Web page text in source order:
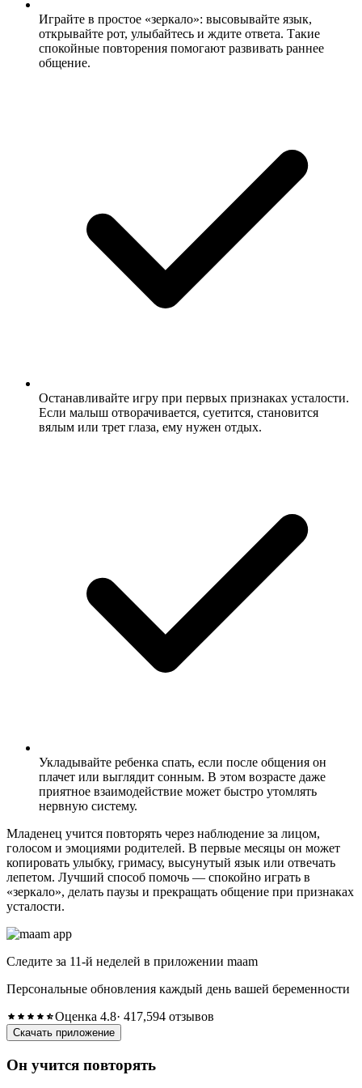
Играйте в простое «зеркало»: высовывайте язык,
открывайте рот, улыбайтесь и ждите ответа. Такие
спокойные повторения помогают развивать раннее
общение.
Останавливайте игру при первых признаках усталости.
Если малыш отворачивается, суетится, становится
вялым или трет глаза, ему нужен отдых.
Укладывайте ребенка спать, если после общения он
плачет или выглядит сонным. В этом возрасте даже
приятное взаимодействие может быстро утомлять
нервную систему.
Младенец учится повторять через наблюдение за лицом,
голосом и эмоциями родителей. В первые месяцы он может
копировать улыбку, гримасу, высунутый язык или отвечать
лепетом. Лучший способ помочь — спокойно играть в
«зеркало», делать паузы и прекращать общение при признаках
усталости.
Следите за 11-й неделей в приложении maam
Персональные обновления каждый день вашей беременности
Оценка 4.8· 417,594 отзывов
Скачать приложение
Он учится повторять